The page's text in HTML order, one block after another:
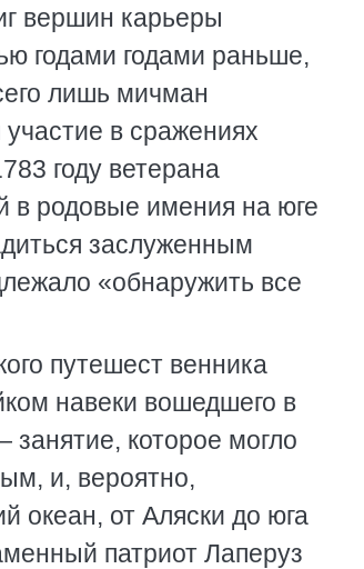
вершин карьеры
годами годами раньше,
лишь мичман
в сражениях
году ветерана
в родовые имения на юге
заслуженным
«обнаружить все
путешест венника
навеки вошедшего в
которое могло
и, вероятно,
океан, от Аляски до юга
патриот Лаперуз